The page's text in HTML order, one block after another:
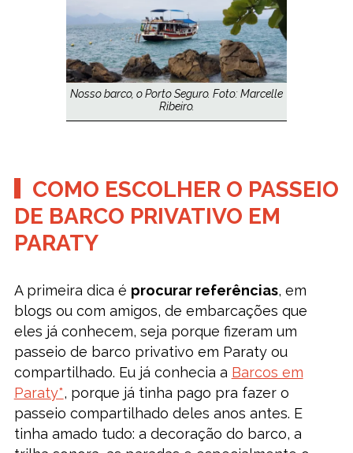
Nosso barco, o Porto Seguro. Foto: Marcelle
Ribeiro.
COMO ESCOLHER O PASSEIO
DE BARCO PRIVATIVO EM
PARATY
A primeira dica é procurar referências, em
blogs ou com amigos, de embarcações que
eles já conhecem, seja porque fizeram um
passeio de barco privativo em Paraty ou
compartilhado. Eu já conhecia a Barcos em
Paraty*, porque já tinha pago pra fazer o
passeio compartilhado deles anos antes. E
tinha amado tudo: a decoração do barco, a